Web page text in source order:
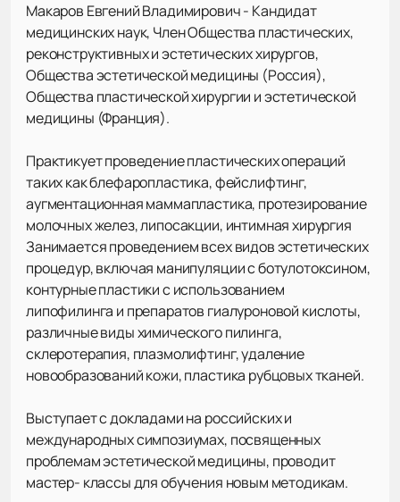
Макаров Евгений Владимирович - Кандидат
медицинских наук, Член Общества пластических,
реконструктивных и эстетических хирургов,
Общества эстетической медицины (Россия),
Общества пластической хирургии и эстетической
медицины (Франция).
Практикует проведение пластических операций
таких как блефаропластика, фейслифтинг,
аугментационная маммапластика, протезирование
молочных желез, липосакции, интимная хирургия
Занимается проведением всех видов эстетических
процедур, включая манипуляции с ботулотоксином,
контурные пластики с использованием
липофилинга и препаратов гиалуроновой кислоты,
различные виды химического пилинга,
склеротерапия, плазмолифтинг, удаление
новообразований кожи, пластика рубцовых тканей.
Выступает с докладами на российских и
международных симпозиумах, посвященных
проблемам эстетической медицины, проводит
мастер- классы для обучения новым методикам.